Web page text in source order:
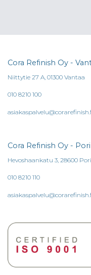
Cora Refinish Oy -
Niittytie 27 A, 01300 Vantaa
010 8210 100
Cora Refinish Oy - Pori
Hevoshaankatu 3, 28600 Pori
010 8210 110